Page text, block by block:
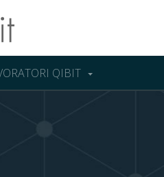
QIBIT